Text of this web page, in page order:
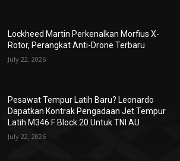
Lockheed Martin Perkenalkan Morfius X-
Rotor, Perangkat Anti-Drone Terbaru
July 22, 2026
Pesawat Tempur Latih Baru? Leonardo
Dapatkan Kontrak Pengadaan Jet Tempur
Latih M346 F Block 20 Untuk TNI AU
July 22, 2026